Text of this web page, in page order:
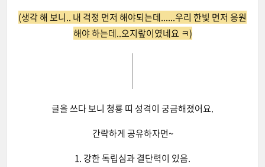
(생각 해 보니.. 내 걱정 먼저 해야되는데......우리 한빛 먼저 응원
해야 하는데..오지랖이였네요 ㅋ)
글을 쓰다 보니 청룡 띠 성격이 궁금해졌어요.
간략하게 공유하자면~
1. 강한 독립심과 결단력이 있음.